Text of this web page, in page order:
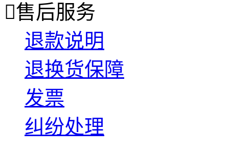
售后服务
退款说明
退换货保障
发票
纠纷处理